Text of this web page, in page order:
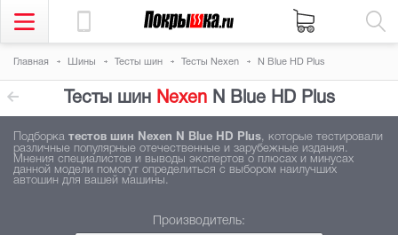
Главная Шины Тесты шин Тесты Nexen N Blue HD Plus
Тесты шин NexenN Blue HD Plus
Подборка тестов шин Nexen N Blue HD Plus, которые тестировали
различные популярные отечественные и зарубежные издания.
Мнения специалистов и выводы экспертов о плюсах и минусах
данной модели помогут определиться с выбором наилучших
автошин для вашей машины.
Производитель: